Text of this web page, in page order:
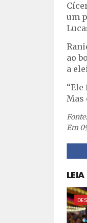
um
ao
a
Mas
Em